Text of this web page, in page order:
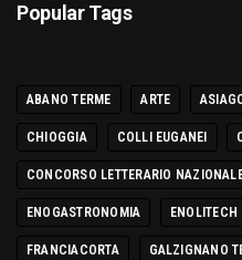
Popular Tags
ABANO TERME ARTE
CHIOGGIA COLLI EUGANEI
CONCORSO LETTERARIO
ENOGASTRONOMIA ENOLITECH
FRANCIACORTA GALZIGNANO